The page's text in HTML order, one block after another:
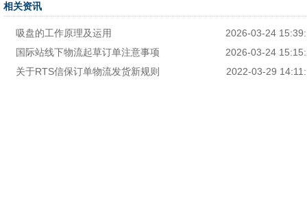
相关资讯
2026-03-24
吸盘的工作原理及运用
2026-03-24
国际站线下物流起草订单注意事项
2022-03-29
关于RTS信保订单物流发货新规则